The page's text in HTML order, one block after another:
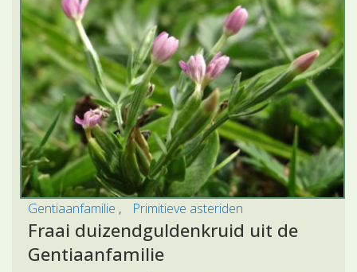
Gentiaanfamilie Primitieve asteriden
Fraai duizendguldenkruid uit de
Gentiaanfamilie